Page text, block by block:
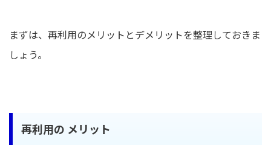
まずは、再利用のメリットとデメリットを整理しておきま
しょう。
再利用の メリット